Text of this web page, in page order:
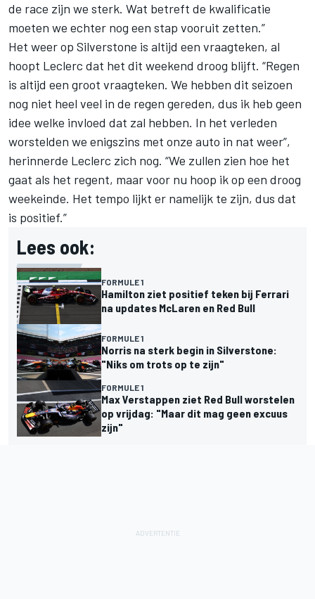
de race zijn we sterk. Wat betreft de kwalificatie
moeten we echter nog een stap vooruit zetten.”
Het weer op Silverstone is altijd een vraagteken, al
hoopt Leclerc dat het dit weekend droog blijft. “Regen
is altijd een groot vraagteken. We hebben dit seizoen
nog niet heel veel in de regen gereden, dus ik heb geen
idee welke invloed dat zal hebben. In het verleden
worstelden we enigszins met onze auto in nat weer”,
herinnerde Leclerc zich nog. “We zullen zien hoe het
gaat als het regent, maar voor nu hoop ik op een droog
weekeinde. Het tempo lijkt er namelijk te zijn, dus dat
is positief.”
Lees ook:
FORMULE 1
Hamilton ziet positief teken bij Ferrari
na updates McLaren en Red Bull
FORMULE 1
Norris na sterk begin in Silverstone:
"Niks om trots op te zijn"
FORMULE 1
Max Verstappen ziet Red Bull worstelen
op vrijdag: "Maar dit mag geen excuus
zijn"